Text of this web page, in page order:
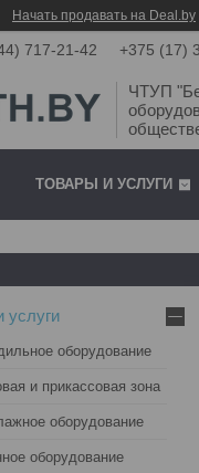
Начать продавать на Deal.by
717-21-42 +375 (17)
ЧТУП
ТОВАРЫ И УСЛУГИ
услуги
оборудование
и прикассовая зона
оборудование
оборудование